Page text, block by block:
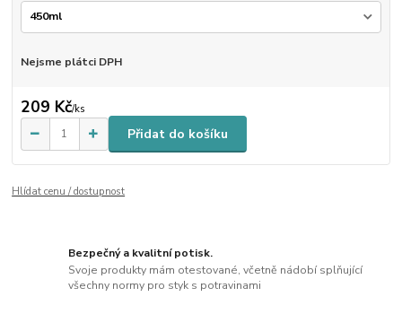
Nejsme plátci DPH
209 Kč/ks
Přidat do košíku
Hlídat cenu / dostupnost
Bezpečný a kvalitní potisk.
Svoje produkty mám otestované, včetně nádobí splňující
všechny normy pro styk s potravinami